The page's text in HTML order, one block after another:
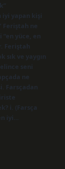
yapan kişi
Feriştah ne
yüce, en
Feriştah
ve yaygın
seni
ne
Farsçadan
i. (Farsça
iyi…